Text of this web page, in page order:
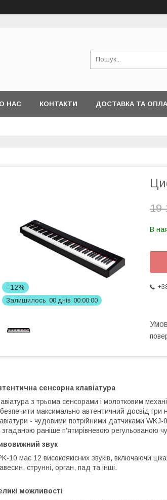
НАС КОНТАКТИ ДОСТАВКА ТА
–12%
Залишилось 00 днів 00 00 00
19
В
сенсорна клавіатура
з трьома сенсорами і молотковим
максимально автентичний досвід
- чудовими потрійними датчиками
згаданою раніше п'ятирівневою регульованою
звук
10 має 12 високоякісних звуків, включаючи
струнні, орган, пад та інші.
можливості